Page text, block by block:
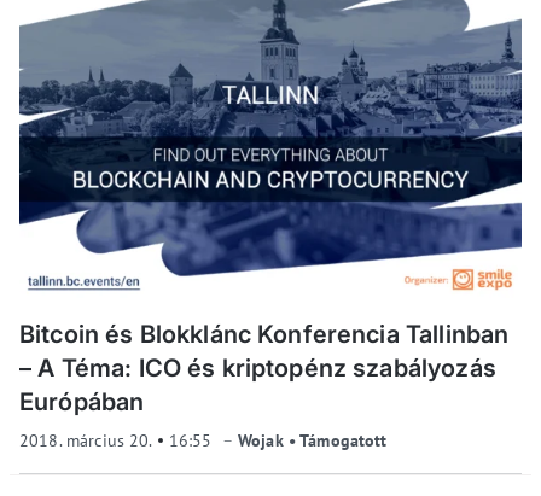
Bitcoin és Blokklánc Konferencia Tallinban
– A Téma: ICO és kriptopénz szabályozás
Európában
2018. március 20. 16:55 Wojak • Támogatott